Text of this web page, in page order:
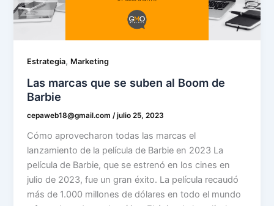
Estrategia, Marketing
Las marcas que se suben al Boom de
Barbie
cepaweb18@gmail.com /julio 25, 2023
Cómo aprovecharon todas las marcas el
lanzamiento de la película de Barbie en 2023 La
película de Barbie, que se estrenó en los cines en
julio de 2023, fue un gran éxito. La película recaudó
más de 1.000 millones de dólares en todo el mundo